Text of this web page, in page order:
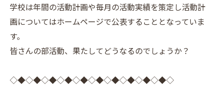
学校は年間の活動計画や毎月の活動実績を策定し活動計
画についてはホームページで公表することとなっていま
す。
皆さんの部活動、果たしてどうなるのでしょうか？
◇◆◇◆◇◆◇◆◇◆◇◆◇◆◇◆◇◆◇◆◇